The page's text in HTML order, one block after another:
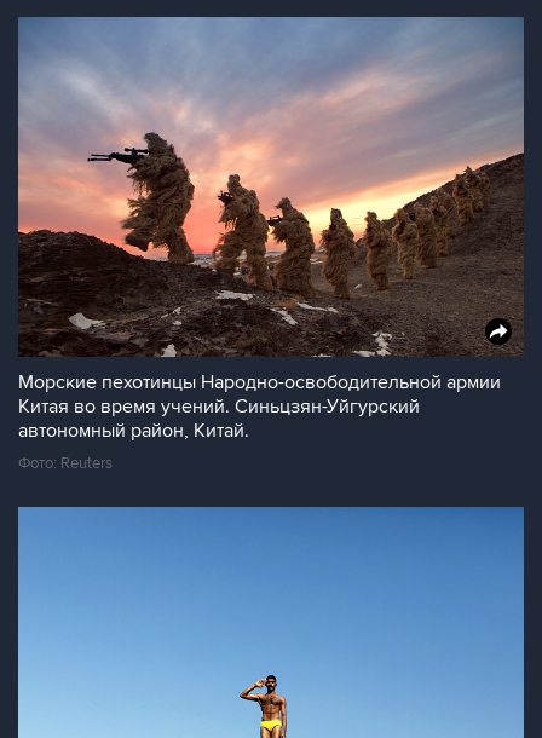
Морские пехотинцы Народно-освободительной армии
Китая во время учений. Синьцзян-Уйгурский
автономный район, Китай.
Фото: Reuters